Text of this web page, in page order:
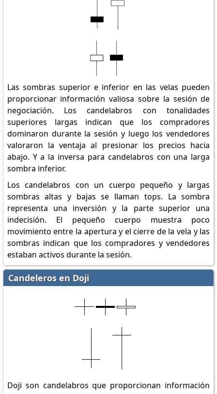
Las sombras superior e inferior en las velas pueden
proporcionar información valiosa sobre la sesión de
negociación. Los candelabros con tonalidades
superiores largas indican que los compradores
dominaron durante la sesión y luego los vendedores
valoraron la ventaja al presionar los precios hacia
abajo. Y a la inversa para candelabros con una larga
sombra inferior.
Los candelabros con un cuerpo pequeño y largas
sombras altas y bajas se llaman tops. La sombra
representa una inversión y la parte superior una
indecisión. El pequeño cuerpo muestra poco
movimiento entre la apertura y el cierre de la vela y las
sombras indican que los compradores y vendedores
estaban activos durante la sesión.
Candeleros en Doji
Doji son candelabros que proporcionan información